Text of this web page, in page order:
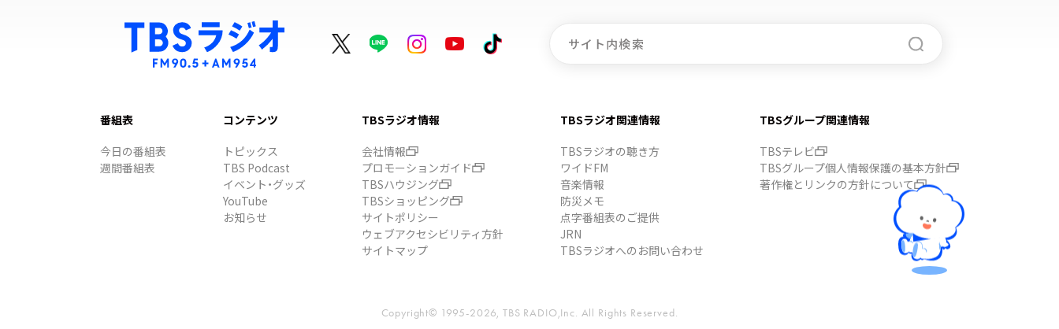
番組表
今日の番組表
週間番組表
コンテンツ
トピックス
TBS Podcast
イベント・グッズ
YouTube
お知らせ
TBSラジオ情報
会社情報
プロモーションガイド
TBSハウジング
TBSショッピング
サイトポリシー
ウェブアクセシビリティ方針
サイトマップ
TBSラジオ関連情報
TBSラジオの聴き方
ワイドFM
音楽情報
防災メモ
点字番組表のご提供
JRN
TBSラジオへのお問い合わせ
TBSグループ関連情報
TBSテレビ
TBSグループ個人情報保護の基本方針
著作権とリンクの方針について
Copyright© 1995-2026, TBS RADIO,Inc. All Rights Reserved.